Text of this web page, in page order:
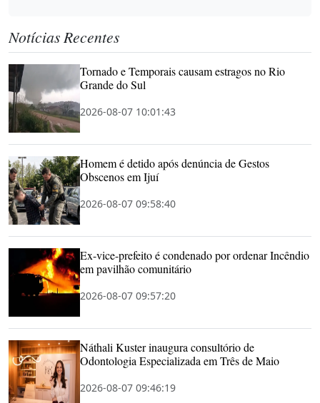
Notícias Recentes
Tornado e Temporais causam estragos no Rio
Grande do Sul
2026-08-07 10:01:43
Homem é detido após denúncia de Gestos
Obscenos em Ijuí
2026-08-07 09:58:40
Ex-vice-prefeito é condenado por ordenar Incêndio
em pavilhão comunitário
2026-08-07 09:57:20
Náthali Kuster inaugura consultório de
Odontologia Especializada em Três de Maio
2026-08-07 09:46:19